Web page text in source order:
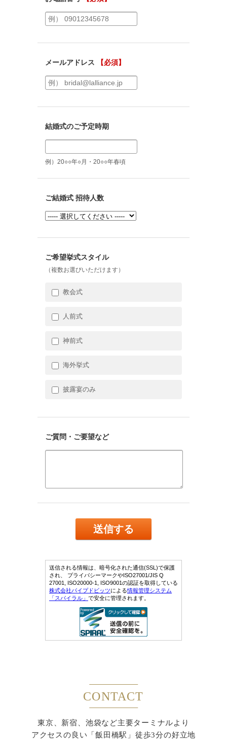
CONTACT
東京、新宿、池袋など主要ターミナルより
アクセスの良い「飯田橋駅」徒歩3分の好立地